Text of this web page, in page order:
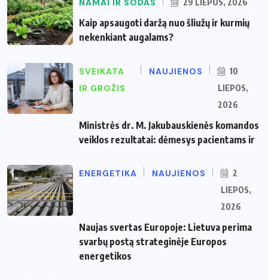
NAMAI IR SODAS 29 LIEPOS, 2026
Kaip apsaugoti daržą nuo šliužų ir kurmių
nekenkiant augalams?
SVEIKATA
IR GROŽIS
NAUJIENOS
10
LIEPOS,
2026
Ministrės dr. M. Jakubauskienės komandos
veiklos rezultatai: dėmesys pacientams ir
ENERGETIKA NAUJIENOS
2
LIEPOS,
2026
Naujas svertas Europoje: Lietuva perima
svarbų postą strateginėje Europos
energetikos